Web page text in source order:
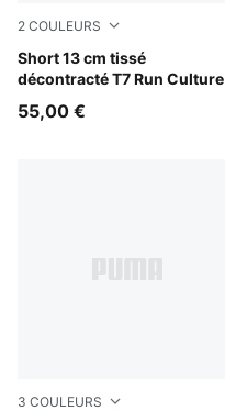
2 COULEURS
Short 13 cm tissé
décontracté T7 Run Culture
Chai Latte
55,00 €
3 COULEURS